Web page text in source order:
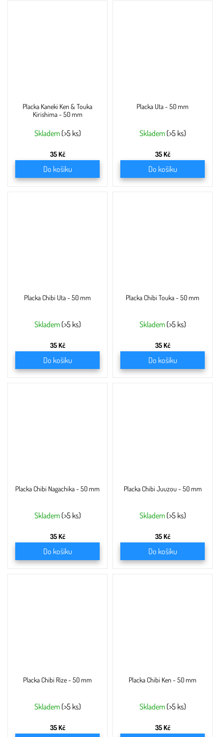
Placka Kaneki Ken & Touka
Kirishima - 50 mm
Skladem (>5 ks)
35 Kč
Do košíku
Placka Uta - 50 mm
Skladem (>5 ks)
35 Kč
Do košíku
Placka Chibi Uta - 50 mm
Skladem (>5 ks)
35 Kč
Do košíku
Placka Chibi Touka - 50 mm
Skladem (>5 ks)
35 Kč
Do košíku
Placka Chibi Nagachika - 50 mm
Skladem (>5 ks)
35 Kč
Do košíku
Placka Chibi Juuzou - 50 mm
Skladem (>5 ks)
35 Kč
Do košíku
Placka Chibi Rize - 50 mm
Skladem (>5 ks)
35 Kč
Placka Chibi Ken - 50 mm
Skladem (>5 ks)
35 Kč